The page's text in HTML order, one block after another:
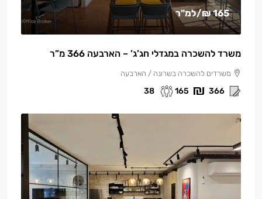
165 ₪ /למ"ר
משרד להשכרה במגדלי חג’ג’ – הארבעה 366 מ”ר
משרדים להשכרה בשרונה / הארבעה
366
165
38